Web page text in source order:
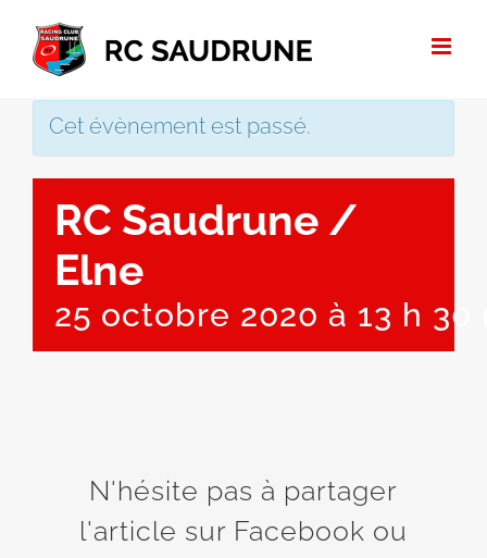
Passer
contenu
Cet évènement est passé.
RC Saudrune /
Elne
25 octobre 2020 à 13 h 30
N'hésite pas à partager
l'article sur Facebook ou